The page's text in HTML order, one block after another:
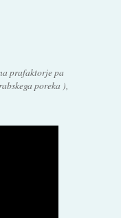
prafaktorje pa
poreka ),